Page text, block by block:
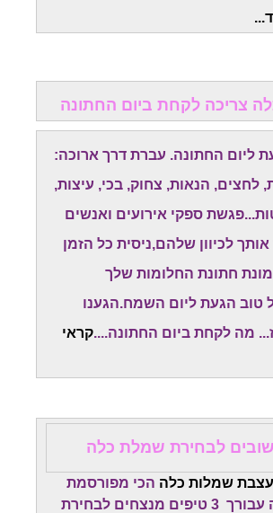
ליום החתונה. עברת דרך ארוכה:
לחצים, הנאות, צחוק, בכי, עיצות,
ספקי אירועים ואנשים
לכיוון שלהם,ניסית כל הזמן
חתונת החלומות שלך
טוב הגעת ליום השמח.הגענו
קראי
שמלות כלה הכי מפורסמת
במדינה ריכזה עבורך 3 טיפים מנצחים לבחירת